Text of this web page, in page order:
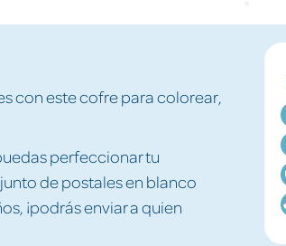
con este cofre para colorear,
perfeccionar tu
de postales en blanco
¡podrás enviar a quien